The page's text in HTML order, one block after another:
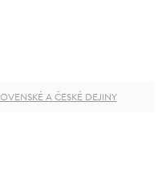
A ČESKÉ DEJINY